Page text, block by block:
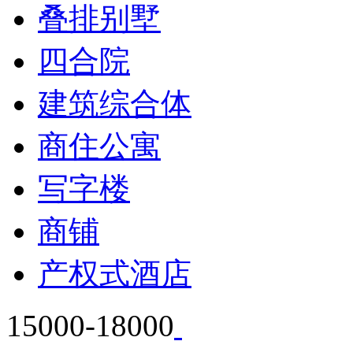
叠排别墅
四合院
建筑综合体
商住公寓
写字楼
商铺
产权式酒店
15000-18000